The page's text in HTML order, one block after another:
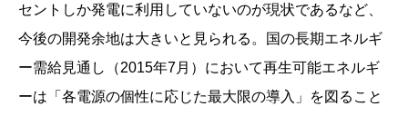
セントしか発電に利用していないのが現状であるなど、
今後の開発余地は大きいと見られる。国の長期エネルギ
ー需給見通し（2015年7月）において再生可能エネルギ
ーは「各電源の個性に応じた最大限の導入」を図ること